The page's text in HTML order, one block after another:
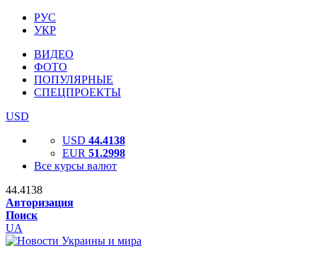
РУС
УКР
ВИДЕО
ФОТО
ПОПУЛЯРНЫЕ
СПЕЦПРОЕКТЫ
USD
USD 44.4138
EUR 51.2998
Все курсы валют
44.4138
Авторизация
Поиск
UA